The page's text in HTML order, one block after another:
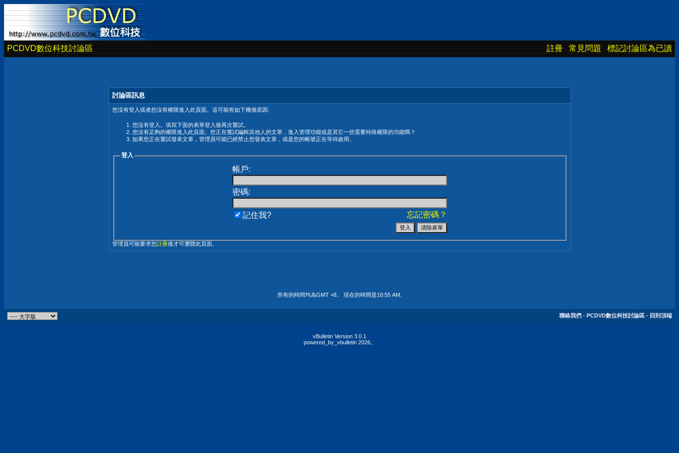
PCDVD數位科技討論區 註冊 常見問題 標記討論區為已讀
討論區訊息
您沒有登入或者您沒有權限進入此頁面。這可能有如下幾個原因:
您沒有登入。填寫下面的表單登入後再次嘗試。
您沒有足夠的權限進入此頁面。您正在嘗試編輯其他人的文章，進入管理功能或是其它一些需要特殊權限的功能嗎？
如果您正在嘗試發表文章，管理員可能已經禁止您發表文章，或是您的帳號正在等待啟用。
登入
帳戶:
密碼:
忘記密碼？
記住我?
管理員可能要求您註冊後才可瀏覽此頁面。
所有的時間均為GMT +8。 現在的時間是10:55 AM
聯絡我們 - PCDVD數位科技討論區 - 回到頂端
vBulletin Version 3.0.1
powered_by_vbulletin 2026。